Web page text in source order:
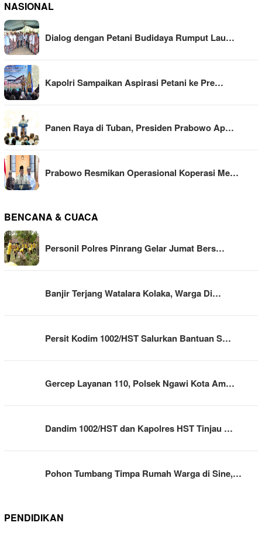
NASIONAL
Dialog dengan Petani Budidaya Rumput Lau…
Kapolri Sampaikan Aspirasi Petani ke Pre…
Panen Raya di Tuban, Presiden Prabowo Ap…
Prabowo Resmikan Operasional Koperasi Me…
BENCANA & CUACA
Personil Polres Pinrang Gelar Jumat Bers…
Banjir Terjang Watalara Kolaka, Warga Di…
Persit Kodim 1002/HST Salurkan Bantuan S…
Gercep Layanan 110, Polsek Ngawi Kota Am…
Dandim 1002/HST dan Kapolres HST Tinjau …
Pohon Tumbang Timpa Rumah Warga di Sine,…
PENDIDIKAN